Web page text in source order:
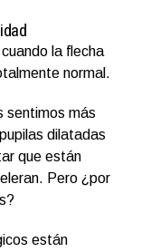
la flecha
normal.
sentimos más
dilatadas
que están
Pero ¿por
están